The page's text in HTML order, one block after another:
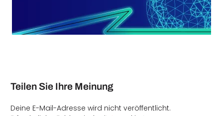
Teilen Sie Ihre Meinung
Deine E-Mail-Adresse wird nicht veröffentlicht.